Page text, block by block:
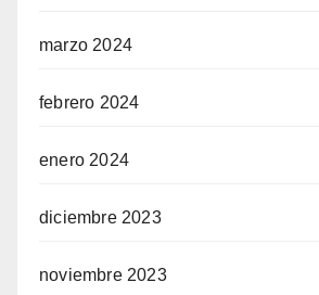
marzo 2024
febrero 2024
enero 2024
diciembre 2023
noviembre 2023